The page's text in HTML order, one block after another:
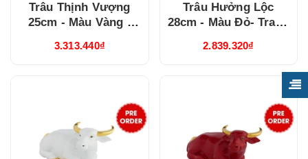
Trâu Thịnh Vượng
25cm - Màu Vàng -
(00602102VAV)
3.313.440₫
Trâu Hưởng Lộc
28cm - Màu Đỏ- Trang
(00601301DOV)
2.839.320₫